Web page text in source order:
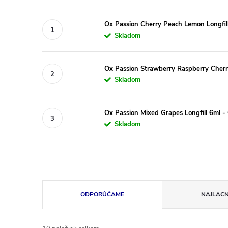
Ox Passion Cherry Peach Lemon
Skladom
Ox Passion Strawberry Raspberry
Skladom
Ox Passion Mixed Grapes Longfill 6ml -
Skladom
ODPORÚČAME